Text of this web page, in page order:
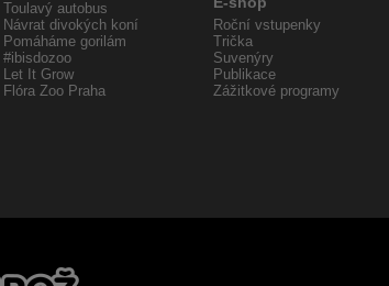
Toulavý autobus
Návrat divokých koní
Pomáháme gorilám
#ibisdozoo
Let It Grow
Flóra Zoo Praha
Roční vstupenky
Trička
Suvenýry
Publikace
Zážitkové programy